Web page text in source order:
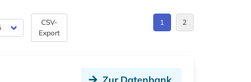
CSV-
Export
1 2
Zur Datenbank